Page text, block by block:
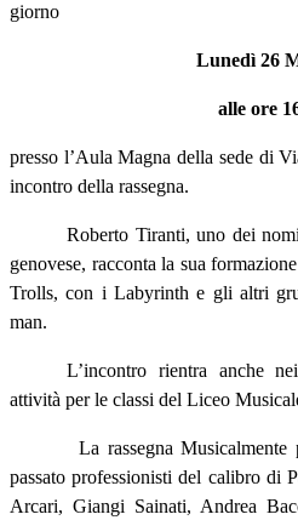
giorno
Lunedì 26
alle ore
presso l’Aula Magna della sede di
incontro della rassegna.
Roberto Tiranti, uno dei
genovese, racconta la sua
Trolls, con i Labyrinth e gli altri
man.
L’incontro rientra anche
attività per le classi del Liceo
La rassegna
passato professionisti del calibro di
Arcari, Giangi Sainati, Andrea